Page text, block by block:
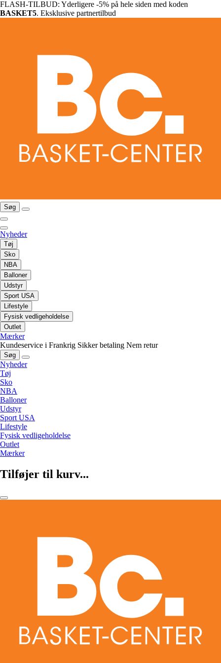
FLASH-TILBUD: Yderligere -5% på hele siden med koden
BASKET5. Eksklusive partnertilbud
Søg
Nyheder
Tøj
Sko
NBA
Balloner
Udstyr
Sport USA
Lifestyle
Fysisk vedligeholdelse
Outlet
Mærker
Kundeservice i Frankrig Sikker betaling Nem retur
Søg
Nyheder
Tøj
Sko
NBA
Balloner
Udstyr
Sport USA
Lifestyle
Fysisk vedligeholdelse
Outlet
Mærker
Tilføjer til kurv...